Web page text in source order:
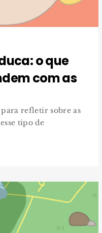
o que
com as
para refletir sobre as
tipo de